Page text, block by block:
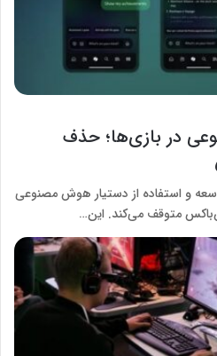
در بازی‌ها؛ حذف
و استفاده از دستیار هوش مصنوعی
متوقف می‌کند. این…